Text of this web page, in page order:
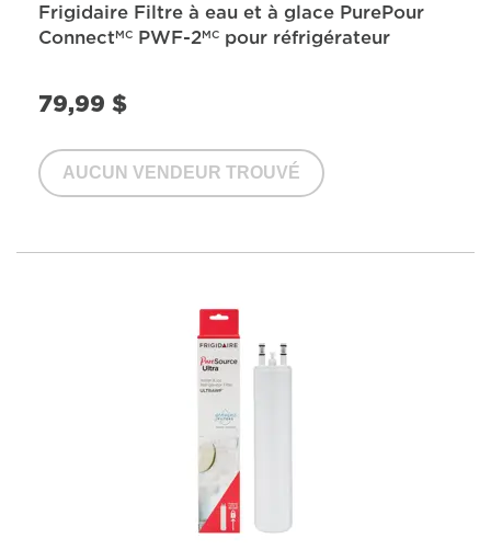
Frigidaire Filtre à eau et à glace PurePour
ConnectMC PWF-2MC pour réfrigérateur
79,99 $
AUCUN VENDEUR TROUVÉ